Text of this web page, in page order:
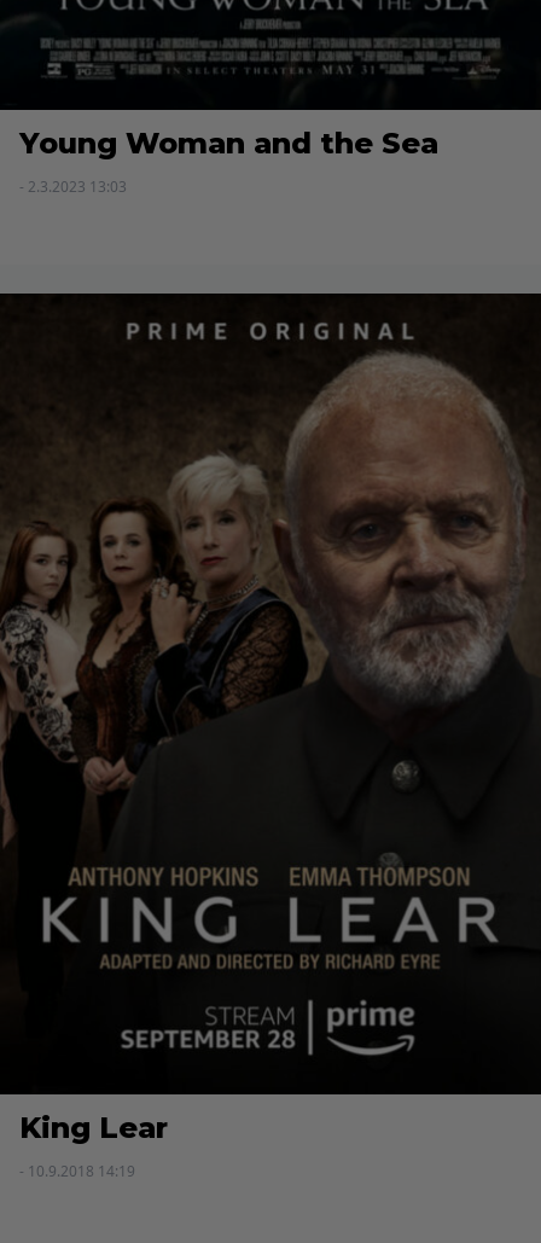
Young Woman and the Sea
- 2.3.2023 13:03
King Lear
- 10.9.2018 14:19